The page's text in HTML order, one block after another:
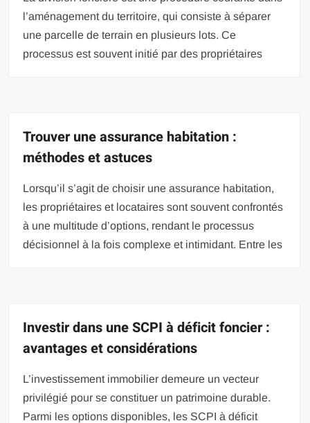
l’aménagement du territoire, qui consiste à séparer
une parcelle de terrain en plusieurs lots. Ce
processus est souvent initié par des propriétaires
Trouver une assurance habitation :
méthodes et astuces
Lorsqu’il s’agit de choisir une assurance habitation,
les propriétaires et locataires sont souvent confrontés
à une multitude d’options, rendant le processus
décisionnel à la fois complexe et intimidant. Entre les
Investir dans une SCPI à déficit foncier :
avantages et considérations
L’investissement immobilier demeure un vecteur
privilégié pour se constituer un patrimoine durable.
Parmi les options disponibles, les SCPI à déficit